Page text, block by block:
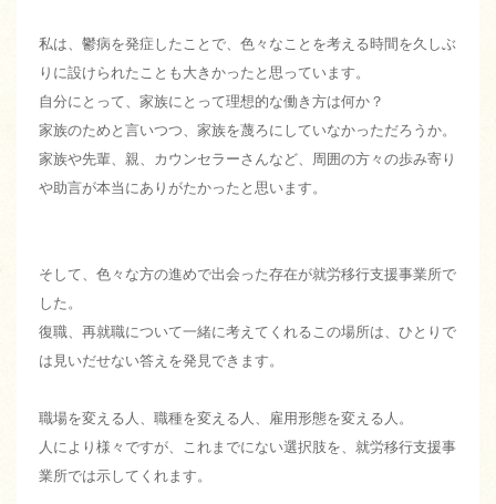
私は、鬱病を発症したことで、色々なことを考える時間を久しぶ
りに設けられたことも大きかったと思っています。
自分にとって、家族にとって理想的な働き方は何か？
家族のためと言いつつ、家族を蔑ろにしていなかっただろうか。
家族や先輩、親、カウンセラーさんなど、周囲の方々の歩み寄り
や助言が本当にありがたかったと思います。
そして、色々な方の進めで出会った存在が就労移行支援事業所で
した。
復職、再就職について一緒に考えてくれるこの場所は、ひとりで
は見いだせない答えを発見できます。
職場を変える人、職種を変える人、雇用形態を変える人。
人により様々ですが、これまでにない選択肢を、就労移行支援事
業所では示してくれます。